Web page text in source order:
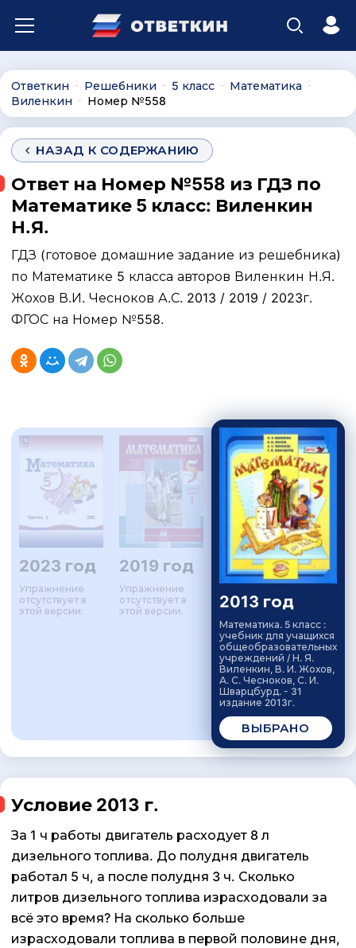
Ответкин ∙ Решебники ∙ 5 класс ∙ Математика ∙
Виленкин ∙ Номер №558
НАЗАД К СОДЕРЖАНИЮ
Ответ на Номер №558 из ГДЗ по
Математике 5 класс: Виленкин
Н.Я.
ГДЗ (готовое домашние задание из решебника)
по Математике 5 класса авторов Виленкин Н.Я.
Жохов В.И. Чесноков А.С. 2013 / 2019 / 2023г.
ФГОС на Номер №558.
2023 год
Упражнение
отсутствует в
этой версии.
2019 год
Упражнение
отсутствует в
этой версии.
2013 год
Математика. 5 класс :
учебник для учащихся
общеобразовательных
учреждений / Н. Я.
Виленкин, В. И. Жохов,
А. С. Чесноков, С. И.
Шварцбурд. - 31
издание 2013г.
ВЫБРАНО
Условие 2013 г.
За 1 ч работы двигатель расходует 8 л
дизельного топлива. До полудня двигатель
работал 5 ч, а после полудня 3 ч. Сколько
литров дизельного топлива израсходовали за
всё это время? На сколько больше
израсходовали топлива в первой половине дня,